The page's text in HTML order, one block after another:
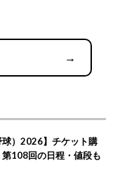
→
球）2026】チケット購
108回の日程・値段も